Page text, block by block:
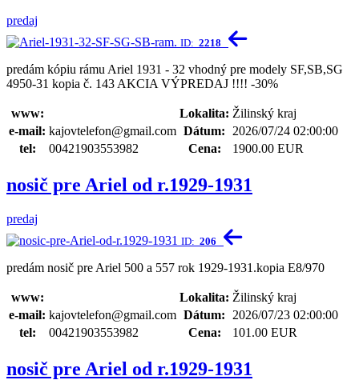
predaj
ID: 2218
predám kópiu rámu Ariel 1931 - 32 vhodný pre modely SF,SB,SG
4950-31 kopia č. 143 AKCIA VÝPREDAJ !!!! -30%
www: Lokalita: Žilinský kraj
e-mail: kajovtelefon@gmail.com Dátum:
2026/07/24 02:00:00
tel:
00421903553982 Cena: 1900.00 EUR
nosič pre Ariel od r.1929-1931
predaj
ID: 206
predám nosič pre Ariel 500 a 557 rok 1929-1931.kopia E8/970
www: Lokalita: Žilinský kraj
e-mail: kajovtelefon@gmail.com Dátum:
2026/07/23 02:00:00
tel:
00421903553982 Cena: 101.00 EUR
nosič pre Ariel od r.1929-1931